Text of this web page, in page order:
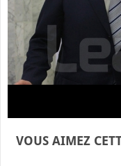
VOUS AIMEZ